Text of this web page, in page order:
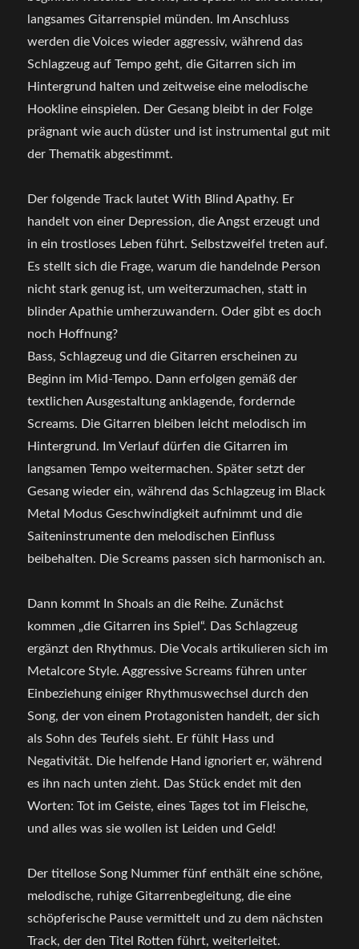
langsames Gitarrenspiel münden. Im Anschluss
werden die Voices wieder aggressiv, während das
Schlagzeug auf Tempo geht, die Gitarren sich im
Hintergrund halten und zeitweise eine melodische
Hookline einspielen. Der Gesang bleibt in der Folge
prägnant wie auch düster und ist instrumental gut mit
der Thematik abgestimmt.
Der folgende Track lautet With Blind Apathy. Er
handelt von einer Depression, die Angst erzeugt und
in ein trostloses Leben führt. Selbstzweifel treten auf.
Es stellt sich die Frage, warum die handelnde Person
nicht stark genug ist, um weiterzumachen, statt in
blinder Apathie umherzuwandern. Oder gibt es doch
noch Hoffnung?
Bass, Schlagzeug und die Gitarren erscheinen zu
Beginn im Mid-Tempo. Dann erfolgen gemäß der
textlichen Ausgestaltung anklagende, fordernde
Screams. Die Gitarren bleiben leicht melodisch im
Hintergrund. Im Verlauf dürfen die Gitarren im
langsamen Tempo weitermachen. Später setzt der
Gesang wieder ein, während das Schlagzeug im Black
Metal Modus Geschwindigkeit aufnimmt und die
Saiteninstrumente den melodischen Einfluss
beibehalten. Die Screams passen sich harmonisch an.
Dann kommt In Shoals an die Reihe. Zunächst
kommen „die Gitarren ins Spiel“. Das Schlagzeug
ergänzt den Rhythmus. Die Vocals artikulieren sich im
Metalcore Style. Aggressive Screams führen unter
Einbeziehung einiger Rhythmuswechsel durch den
Song, der von einem Protagonisten handelt, der sich
als Sohn des Teufels sieht. Er fühlt Hass und
Negativität. Die helfende Hand ignoriert er, während
es ihn nach unten zieht. Das Stück endet mit den
Worten: Tot im Geiste, eines Tages tot im Fleische,
und alles was sie wollen ist Leiden und Geld!
Der titellose Song Nummer fünf enthält eine schöne,
melodische, ruhige Gitarrenbegleitung, die eine
schöpferische Pause vermittelt und zu dem nächsten
Track, der den Titel Rotten führt, weiterleitet.